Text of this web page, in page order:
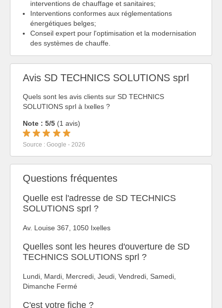
interventions de chauffage et sanitaires;
Interventions conformes aux réglementations
énergétiques belges;
Conseil expert pour l'optimisation et la modernisation
des systèmes de chauffe.
Avis SD TECHNICS SOLUTIONS sprl
Quels sont les avis clients sur SD TECHNICS
SOLUTIONS sprl à Ixelles ?
Note : 5/5 (1 avis)
Source : Google - 2026
Questions fréquentes
Quelle est l'adresse de SD TECHNICS
SOLUTIONS sprl ?
Av. Louise 367, 1050 Ixelles
Quelles sont les heures d'ouverture de SD
TECHNICS SOLUTIONS sprl ?
Lundi, Mardi, Mercredi, Jeudi, Vendredi, Samedi,
Dimanche Fermé
C'est votre fiche ?